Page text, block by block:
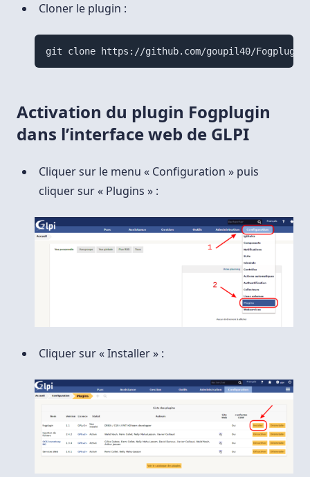
Cloner le plugin :
git clone https://github.com/goupil40/
Activation du plugin Fogplugin
dans l’interface web de GLPI
Cliquer sur le menu « Configuration » puis
cliquer sur « Plugins » :
Cliquer sur « Installer » :